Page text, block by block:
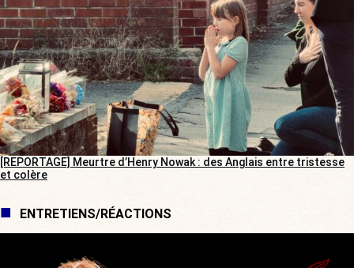
[REPORTAGE] Meurtre d’Henry Nowak : des Anglais entre tristesse
et colère
ENTRETIENS/RÉACTIONS